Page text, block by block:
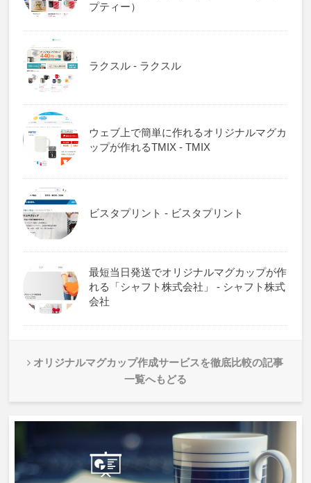
プティー）
ラクスル - ラクスル
ウェブ上で簡単に作れるオリジナルマグカ
ップが作れるTMIX - TMIX
ビスタプリント - ビスタプリント
最短当日発送でオリジナルマグカップが作
れる「シャフト株式会社」 - シャフト株式
会社
オリジナルマグカップ作成サービスを徹底比較の記事
一覧へもどる